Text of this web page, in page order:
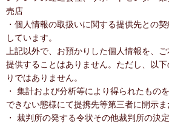
売店
・個人情報の取扱いに関する提供先との
しています。
上記以外で、お預かりした個人情報を、
提供することはありません。ただし、以
りではありません。
・ 集計および分析等により得られたもの
できない態様にて提携先等第三者に開示
・ 裁判所の発する令状その他裁判所の決